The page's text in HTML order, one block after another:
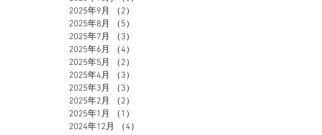
2025年9月
（2）
2025年8月
（5）
2025年7月
（3）
2025年6月
（4）
2025年5月
（2）
2025年4月
（3）
2025年3月
（3）
2025年2月
（2）
2025年1月
（1）
2024年12月
（4）